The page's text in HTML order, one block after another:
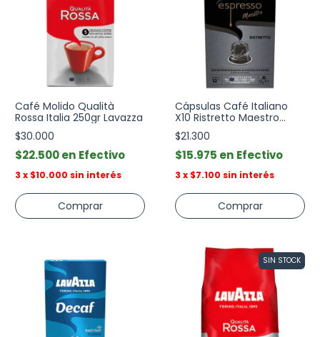
Café Molido Qualità
Rossa Italia 250gr Lavazza
$30.000
$22.500 Efectivo
3 x $10.000 sin interés
Cápsulas Café Italiano
X10 Ristretto Maestro
Lavazza
$21.300
$15.975 Efectivo
3 x $7.100 sin interés
SIN STOCK